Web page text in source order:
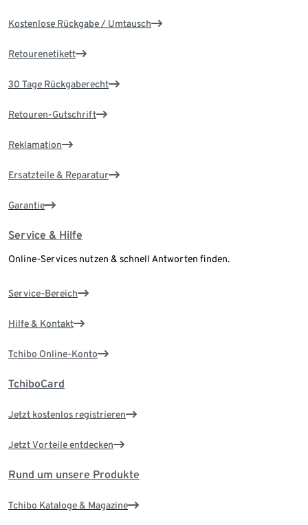
Kostenlose Rückgabe / Umtausch
Retourenetikett
30 Tage Rückgaberecht
Retouren-Gutschrift
Reklamation
Ersatzteile & Reparatur
Garantie
Service & Hilfe
Online-Services nutzen & schnell Antworten finden.
Service-Bereich
Hilfe & Kontakt
Tchibo Online-Konto
TchiboCard
Jetzt kostenlos registrieren
Jetzt Vorteile entdecken
Rund um unsere Produkte
Tchibo Kataloge & Magazine